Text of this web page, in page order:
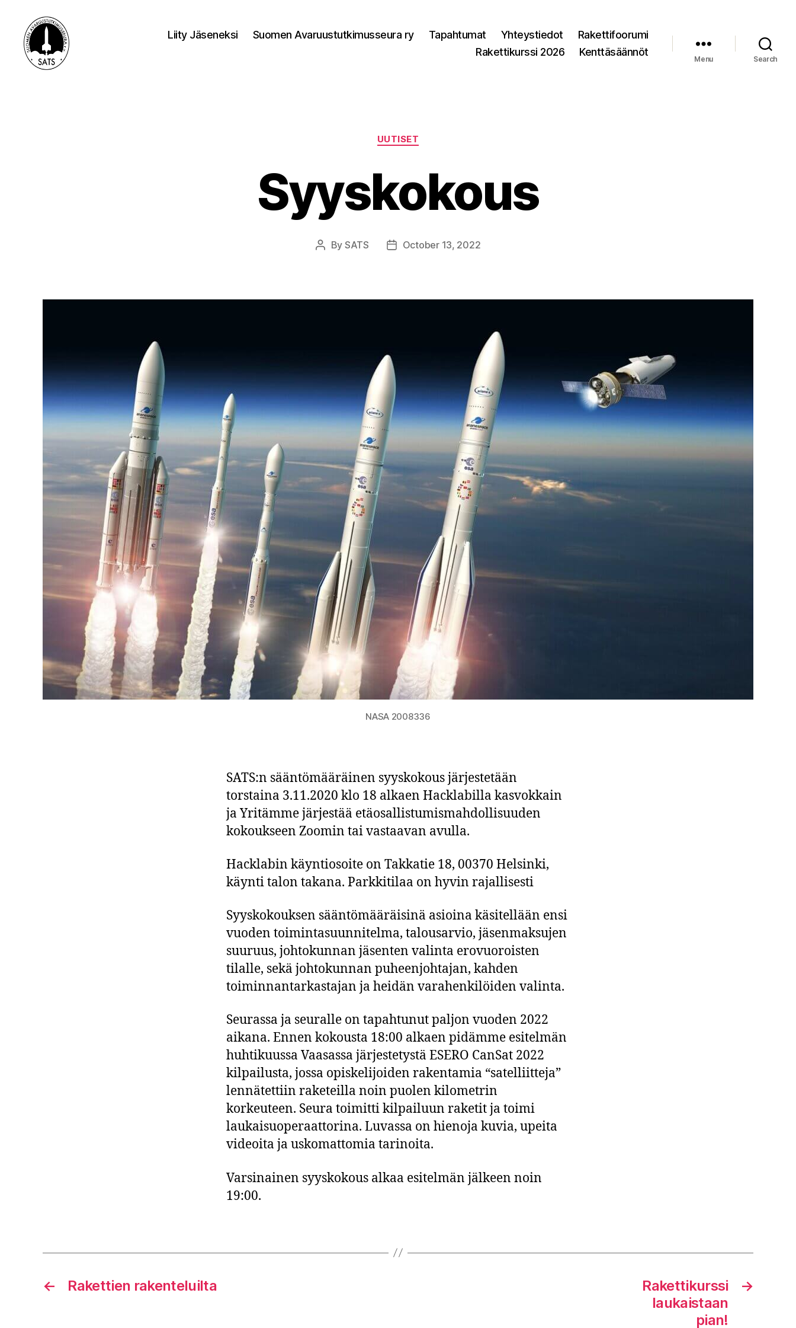
Liity Jäseneksi Suomen Avaruustutkimusseura ry Tapahtumat Yhteystiedot
Rakettifoorumi
Rakettikurssi 2026
Kenttäsäännöt
Menu Search
Categories
UUTISET
Syyskokous
Post
By SATS
PostOctober 13, 2022
NASA 2008336
SATS:n sääntömääräinen syyskokous järjestetään
torstaina 3.11.2020 klo 18 alkaen Hacklabilla kasvokkain
ja Yritämme järjestää etäosallistumismahdollisuuden
kokoukseen Zoomin tai vastaavan avulla.
Hacklabin käyntiosoite on Takkatie 18, 00370 Helsinki,
käynti talon takana. Parkkitilaa on hyvin rajallisesti
Syyskokouksen sääntömääräisinä asioina käsitellään ensi
vuoden toimintasuunnitelma, talousarvio, jäsenmaksujen
suuruus, johtokunnan jäsenten valinta erovuoroisten
tilalle, sekä johtokunnan puheenjohtajan, kahden
toiminnantarkastajan ja heidän varahenkilöiden valinta.
Seurassa ja seuralle on tapahtunut paljon vuoden 2022
aikana. Ennen kokousta 18:00 alkaen pidämme esitelmän
huhtikuussa Vaasassa järjestetystä ESERO CanSat 2022
kilpailusta, jossa opiskelijoiden rakentamia “satelliitteja”
lennätettiin raketeilla noin puolen kilometrin
korkeuteen. Seura toimitti kilpailuun raketit ja toimi
laukaisuoperaattorina. Luvassa on hienoja kuvia, upeita
videoita ja uskomattomia tarinoita.
Varsinainen syyskokous alkaa esitelmän jälkeen noin
19:00.
← Rakettien rakenteluilta →
Rakettikurssi
laukaistaan
pian!